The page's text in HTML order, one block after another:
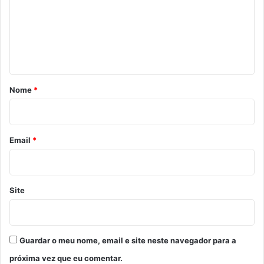
r
i
o
*
Nome *
Email *
Site
Guardar o meu nome, email e site neste navegador para a
próxima vez que eu comentar.